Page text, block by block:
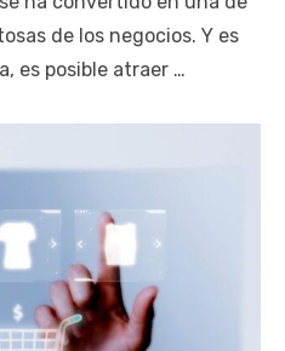
de los negocios. Y es
es posible atraer …